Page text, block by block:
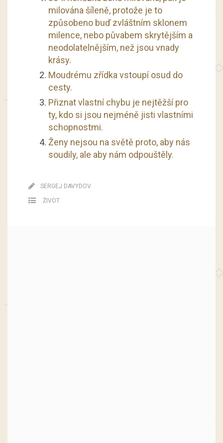
milována šíleně, protože je to
způsobeno buď zvláštním sklonem
milence, nebo půvabem skrytějším a
neodolatelnějším, než jsou vnady
krásy.
Moudrému zřídka vstoupí osud do
cesty.
Přiznat vlastní chybu je nejtěžší pro
ty, kdo si jsou nejméně jisti vlastními
schopnostmi.
Ženy nejsou na světě proto, aby nás
soudily, ale aby nám odpouštěly.
SERGEJ DAVYDOV
ŽIVOT